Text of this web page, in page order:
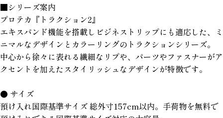
■シリーズ案内
プロテカ『トラクション2』
エキスパンド機能を搭載しビジネストリップにも適応した、ミ
ニマルなデザインとカラーリングのトラクションシリーズ。
中心から徐々に表れる繊細なリプや、パーツやファスナーがア
クセントを加えたスタイリッシュなデザインが特徴です。
● サイズ
預け入れ国際基準サイズ 総外寸157cm以内。手荷物を無料で